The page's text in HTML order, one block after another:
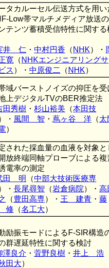
タカルーセル伝送方式を用い
Low帯マルチメディア放送の
テンツ蓄積受信特性に関する
井 仁 ・ 中村円香 （ NHK）・
寛 （ NHKエンジニアリングサ
ス ）・ 中原俊二 （ NHK）
域バーストノイズの抑圧を受
上デジタルTVのBER推定法
田秀樹 ・ 杉山裕美 （本田技
・ 風間 智 ・ 蔦ヶ谷 洋 （太
）
された採血量の血液を対象と
放終端同軸プローブによる複
電率の測定
田 明 （中部大技術医療専
・ 長尾尋智 （岩倉病院）・ 高
（豊田高専）・ 王 建青 ・ 藤
修 （名工大）
励振モードによるF-SIR構造
群遅延特性に関する検討
澤良介 ・ 萓野良樹 ・ 井上 浩
田大）